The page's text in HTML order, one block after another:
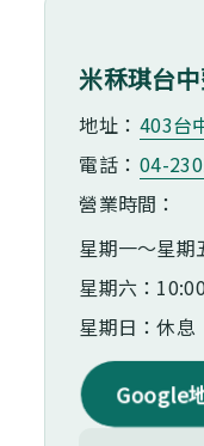
米秝琪台
地址： 403台
電話： 04-
營業時間：
星期一～星期
星期六：
星期日：休息
Google